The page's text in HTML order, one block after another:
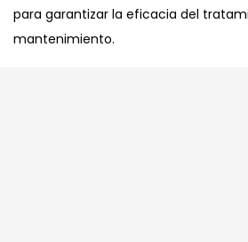
para garantizar la eficacia del
mantenimiento.